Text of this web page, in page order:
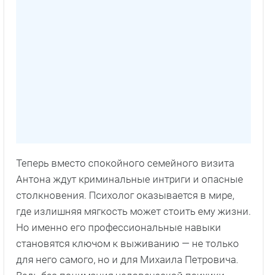
Теперь вместо спокойного семейного визита
Антона ждут криминальные интриги и опасные
столкновения. Психолог оказывается в мире,
где излишняя мягкость может стоить ему жизни.
Но именно его профессиональные навыки
становятся ключом к выживанию — не только
для него самого, но и для Михаила Петровича.